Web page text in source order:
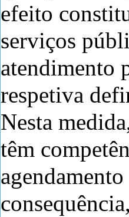
efeito
serviços
atendimento
respetiva
Nesta
têm